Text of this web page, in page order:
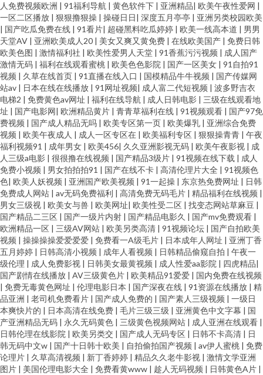
人免费视频欧洲 | 91福利导航 | 黄色软件下 | 亚洲精品| 欧美午夜性爱网 |
一区二区播放 | 狠狠撸狠操 | 操碰日日| 深度五月亭亭 | 亚洲另类校园欧美
| 国产吃瓜免费在线 | 91看片| 超碰黑料吃瓜婷婷 | 欧美一线高本道 | 男男
天堂AV | 亚洲欧美成人20 | 美女又爽又黄免费 | 在线欧美国产 | 免费日韩
欧美色图 | 激情福利社 | 欧美性爱男人天堂 | 91香蕉污污视频 | 成人国产
激情无码 | 福利在线观看蜜桃 | 欧美色色影院 | 国产一区美女 | 91自拍91
视频 | 久草在线首页 | 91直播在线入口 | 国模精品牛牛视频 | 国产传媒网
站av | 日本在线在线播放 | 91网址视频| 成人富二代短视频 | 波多野吉衣
电梯2 | 免费黄色av网址 | 福利在线导航 | 成人日韩电影 | 三级在线观看地
址 | 国产电影网| 欧洲精品黄片 | 青青草福利在线 | 91视频观看 | 国产97免
费视频 | 国产成人精品无吗 | 欧美专区第一页 | 欧美爆乳 | 亚洲综合免费
视频 | 欧美午夜成人 | 成人一区专区在 | 欧美福利专区 | 狠狠操青青 | 午夜
福利视频91 | 成年男女 | 欧美456| 久久亚洲影视无码 | 欧美午夜影视 | 成
人三级a电影 | 很很撸在线视频 | 国产精品3级片 | 91视频在线下载 | 成人
免费小视频 | 男女拍拍拍91 | 国产在线不卡 | 高清伦理片大全 | 91视频色
色| 欧美人妖视频 | 亚洲国产欧美视频 | 91一起操 | 东京热免费网址 | 日韩
免费成人网站 | av无码免费福利 | 高清免费无码毛片 | 精品福利在线视频 |
男女三级视 | 欧美女与兽 | 欧美网址| 欧美性受二区 | 找变态网站草麻豆 |
国产精品二三区 | 国产一级片内射 | 国产精品电影久 | 国产mv免费观看 |
欧洲精品一区 | 三级AV网站 | 欧美另类高清 | 91视频论坛 | 国产自拍欧美
视频 | 操操操操爱爱爱爱 | 免费看一A级毛片 | 日本成年人网址 | 亚洲丁香
五月婷婷 | 日韩高清小视频 | 成年人看视频 | 日韩精品偷窥自拍 | 午夜一
级伦理 | 成人免费影视 | 日韩美女最黄视频 | 成人性爱aa影院 | 四虎精品|
国产剧情在线播放 | AV三级黄色片 | 欧美精品91爱爱 | 国内免费在线视频
| 免费无毒黄色网址 | 伦理电影日本 | 国产深夜在线 | 91资源在线播放 | 精
品亚洲 | 老司机免费看片 | 国产成人免费的 | 国产素人三级视频 | 一级日
本爽快片的 | 日本高清在线免费 | 毛片三级三级 | 亚洲黄色中文字幕 | 国
产亚洲精品无码 | 永久无码黄色 | 三级黄色视频网站 | 成人亚洲在线观看 |
日韩伦理在线影院 | 欧美另类交 | 国产成人无码专区 | 日韩不卡高清 | 日
韩无码中文w | 国产十日韩十欧美 | 自拍偷拍国产视频 | av伊人蜜桃 | 免费
论理片 | 久草高清视频 | 新丁香婷婷 | 精品久久老牛影视 | 激情文学亚洲
图片 | 美国伦理电影大全 | 免费看黄www | 趁人无码视频 | 日韩黄色A片 |